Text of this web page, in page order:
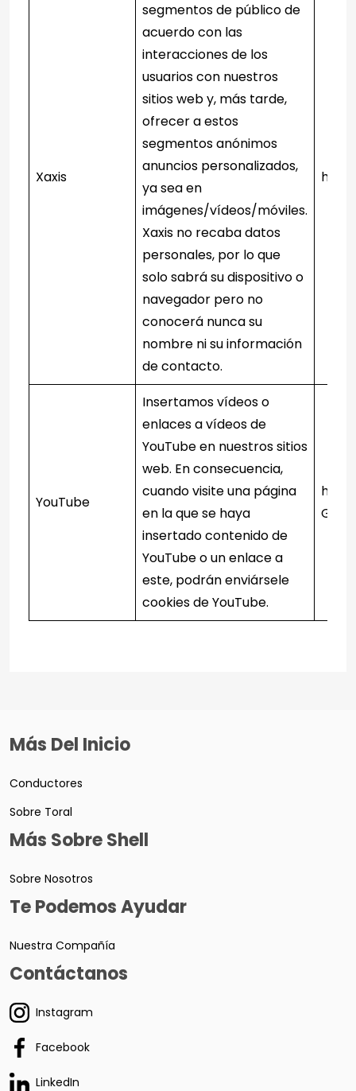
Xaxis
segmentos de público de
acuerdo con las
interacciones de los
usuarios con nuestros
sitios web y, más tarde,
ofrecer a estos
segmentos anónimos
anuncios personalizados,
ya sea en
imágenes/vídeos/móviles.
Xaxis no recaba datos
personales, por lo que
solo sabrá su dispositivo o
navegador pero no
conocerá nunca su
nombre ni su información
de contacto.
YouTube
Insertamos vídeos o
enlaces a vídeos de
YouTube en nuestros sitios
web. En consecuencia,
cuando visite una página
en la que se haya
insertado contenido de
YouTube o un enlace a
este, podrán enviársele
cookies de YouTube.
GB
Más Del Inicio
Conductores
Sobre Toral
Más Sobre Shell
Sobre Nosotros
Te Podemos Ayudar
Nuestra Compañía
Contáctanos
Instagram
Facebook
LinkedIn